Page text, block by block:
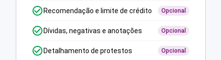
Recomendação e limite de crédito Opcional
Dívidas, negativas e anotações Opcional
Detalhamento de protestos Opcional